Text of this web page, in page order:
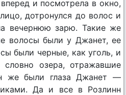
и посмотрела в окно,
дотронулся до волос и
вечернюю зарю. Такие же
волосы были у Джанет, ее
были черные, как уголь, и
словно озера, отражавшие
же были глаза Джанет —
Да и все в Розлинн